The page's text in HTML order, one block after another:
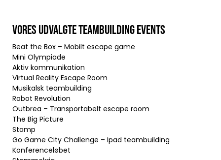
VORES UDVALGTE TEAMBUILDING EVENTS
Beat the Box – Mobilt escape game
Mini Olympiade
Aktiv kommunikation
Virtual Reality Escape Room
Musikalsk teambuilding
Robot Revolution
Outbrea – Transportabelt escape room
The Big Picture
Stomp
Go Game City Challenge – Ipad teambuilding
Konferenceløbet